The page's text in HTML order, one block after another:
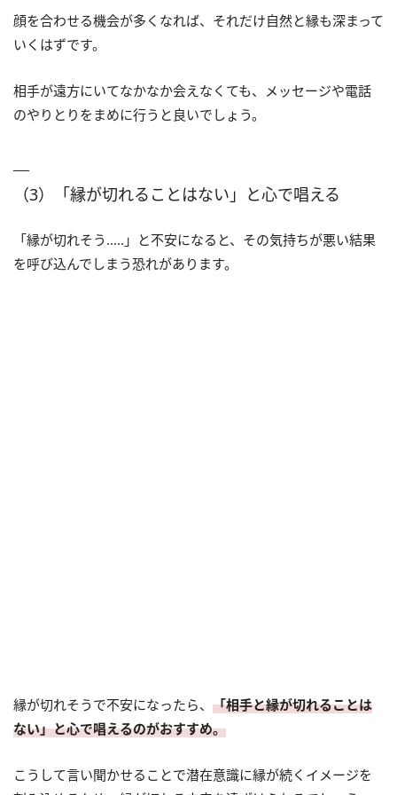
顔を合わせる機会が多くなれば、それだけ自然と縁も深まって
いくはずです。
相手が遠方にいてなかなか会えなくても、メッセージや電話
のやりとりをまめに行うと良いでしょう。
（3）「縁が切れることはない」と心で唱える
「縁が切れそう…‥」と不安になると、その気持ちが悪い結果
を呼び込んでしまう恐れがあります。
縁が切れそうで不安になったら、 「相手と縁が切れることは
ない」と心で唱えるのがおすすめ。
こうして言い聞かせることで潜在意識に縁が続くイメージを